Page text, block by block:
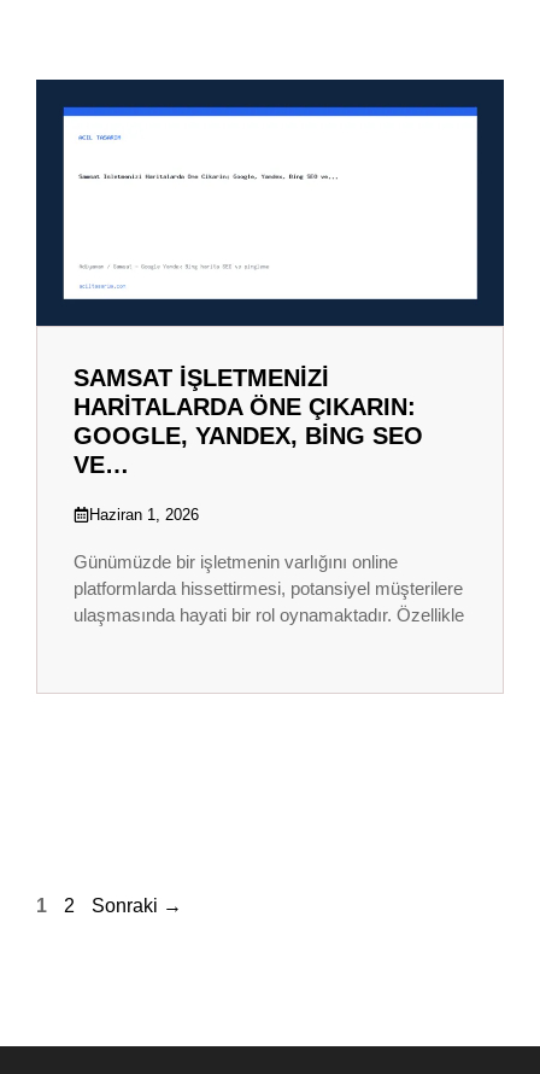
SAMSAT İŞLETMENIZI
HARITALARDA ÖNE ÇIKARIN:
GOOGLE, YANDEX, BING SEO
VE…
Haziran 1, 2026
Günümüzde bir işletmenin varlığını online
platformlarda hissettirmesi, potansiyel müşterilere
ulaşmasında hayati bir rol oynamaktadır. Özellikle
Sayfa
1 Sayfa
2 Sonraki →